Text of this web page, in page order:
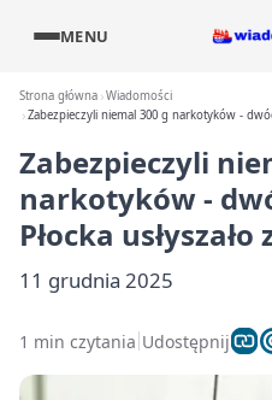
MENU
Strona główna Wiadomości
Zabezpieczyli niemal 300 g narkotyków -
Zabezpieczyli
narkotyków -
Płocka
11 grudnia 2025
1 min czytania Udostępnij